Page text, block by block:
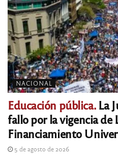
NACIONAL
Educación pública.La
fallo por la vigencia de
Financiamiento
5 de agosto de 2026